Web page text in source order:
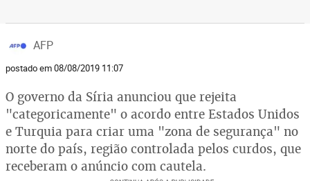
AFP
postado em 08/08/2019 11:07
O governo da Síria anunciou que rejeita
"categoricamente" o acordo entre Estados Unidos
e Turquia para criar uma "zona de segurança" no
norte do país, região controlada pelos curdos, que
receberam o anúncio com cautela.